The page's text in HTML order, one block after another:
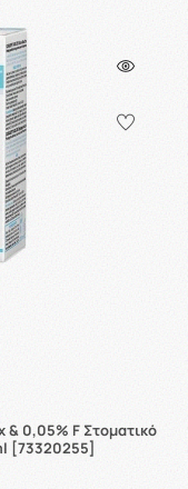
0,05% F Στοματικό
[73320255]